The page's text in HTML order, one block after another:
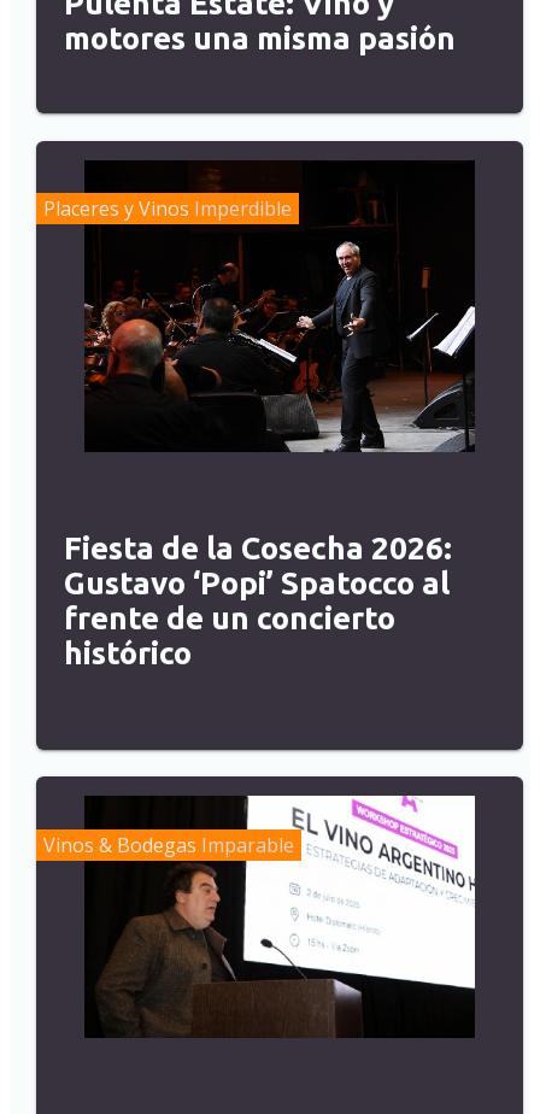
motores una misma pasión
Placeres y Vinos Imperdible
Fiesta de la Cosecha 2026:
Gustavo ‘Popi’ Spatocco al
frente de un concierto
histórico
Vinos & Bodegas Imparable